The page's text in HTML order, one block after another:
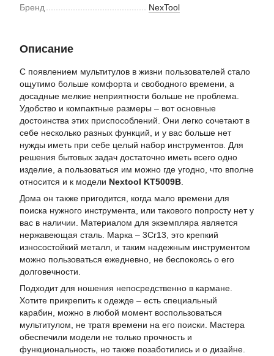
Бренд NexTool
Описание
С появлением мультитулов в жизни пользователей стало
ощутимо больше комфорта и свободного времени, а
досадные мелкие неприятности больше не проблема.
Удобство и компактные размеры – вот основные
достоинства этих приспособлений. Они легко сочетают в
себе несколько разных функций, и у вас больше нет
нужды иметь при себе целый набор инструментов. Для
решения бытовых задач достаточно иметь всего одно
изделие, а пользоваться им можно где угодно, что вполне
относится и к модели Nextool KT5009B
Дома он также пригодится, когда мало времени для
поиска нужного инструмента, или такового попросту нет у
вас в наличии. Материалом для экземпляра является
нержавеющая сталь. Марка – 3Cr13, это крепкий
износостойкий металл, и таким надежным инструментом
можно пользоваться ежедневно, не беспокоясь о его
долговечности.
Подходит для ношения непосредственно в кармане.
Хотите прикрепить к одежде – есть специальный
карабин, можно в любой момент воспользоваться
мультитулом, не тратя времени на его поиски. Мастера
обеспечили модели не только прочность и
функциональность, но также позаботились и о дизайне.